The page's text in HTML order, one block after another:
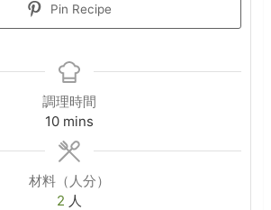
Pin Recipe
調理時間
10minutes
mins
材料（人分）
2 人